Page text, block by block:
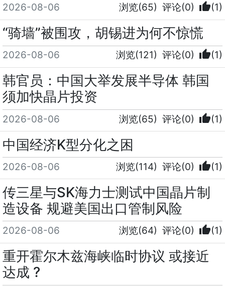
2026-08-06 浏览(65) 评论(0) thumb_up(1)
“骑墙”被围攻，胡锡进为何不惊慌
2026-08-06 浏览(121) 评论(0) thumb_up(1)
韩官员：中国大举发展半导体 韩国
须加快晶片投资
2026-08-06 浏览(65) 评论(0) thumb_up(1)
中国经济K型分化之困
2026-08-06 浏览(114) 评论(0) thumb_up(1)
传三星与SK海力士测试中国晶片制
造设备 规避美国出口管制风险
2026-08-06 浏览(64) 评论(0) thumb_up(1)
重开霍尔木兹海峡临时协议 或接近
达成 ?